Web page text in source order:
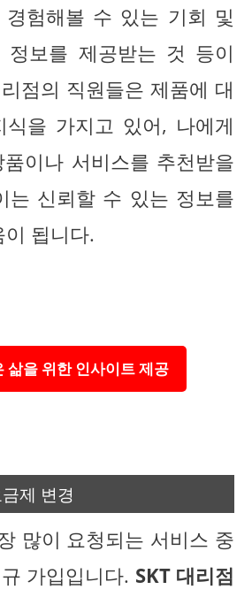
경험해볼 수 있는 기회 및
정보를 제공받는 것 등이
점의 직원들은 제품에 대
을 가지고 있어, 나에게
이나 서비스를 추천받을
는 신뢰할 수 있는 정보를
됩니다.
삶을 위한 인사이트 제공
제 변경
많이 요청되는 서비스 중
가입입니다. SKT 대리점